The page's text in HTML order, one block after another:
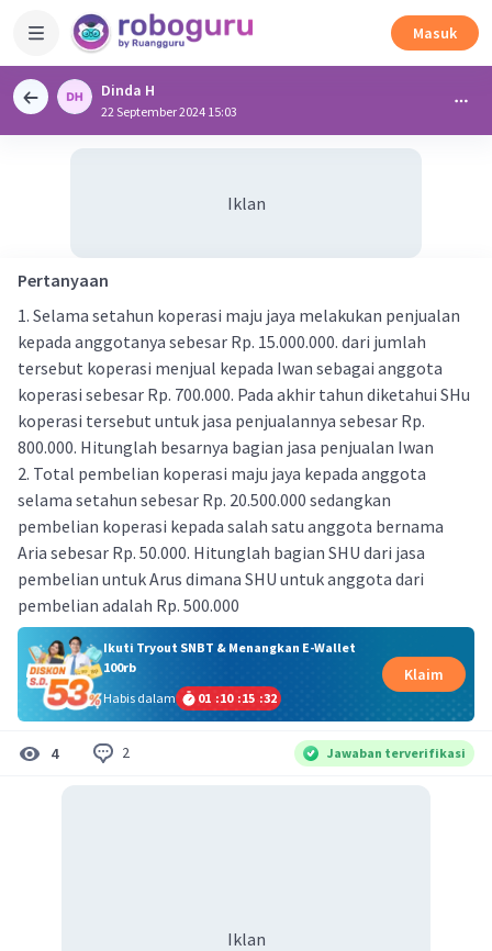
Masuk
Dinda H
22 September 2024 15:03
Iklan
Pertanyaan
1. Selama setahun koperasi maju jaya melakukan penjualan
kepada anggotanya sebesar Rp. 15.000.000. dari jumlah
tersebut koperasi menjual kepada Iwan sebagai anggota
koperasi sebesar Rp. 700.000. Pada akhir tahun diketahui SHu
koperasi tersebut untuk jasa penjualannya sebesar Rp.
800.000. Hitunglah besarnya bagian jasa penjualan Iwan
2. Total pembelian koperasi maju jaya kepada anggota
selama setahun sebesar Rp. 20.500.000 sedangkan
pembelian koperasi kepada salah satu anggota bernama
Aria sebesar Rp. 50.000. Hitunglah bagian SHU dari jasa
pembelian untuk Arus dimana SHU untuk anggota dari
pembelian adalah Rp. 500.000
Ikuti Tryout SNBT & Menangkan E-Wallet
100rb
Habis dalam
01 :10 :15 :32
Klaim
4 2 Jawaban terverifikasi
Iklan